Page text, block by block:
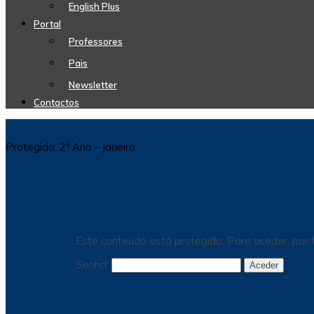
English Plus
Portal
Professores
Pais
Newsletter
Contactos
Protegido: 2º Ano – janeiro
Este conteúdo está protegido. Para aceder, por
Senha: